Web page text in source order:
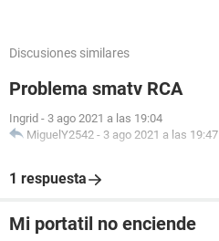
Discusiones similares
Problema smatv RCA
Ingrid - 3 ago 2021 a las 19:04
MiguelY2542 - 3 ago 2021 a las 19:47
1 respuesta
Mi portatil no enciende